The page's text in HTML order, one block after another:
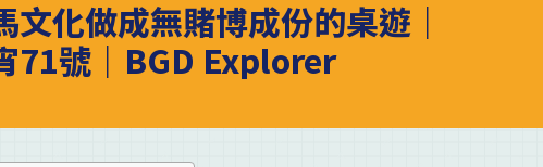
化做成無賭博成份的桌遊｜
71號｜BGD Explorer